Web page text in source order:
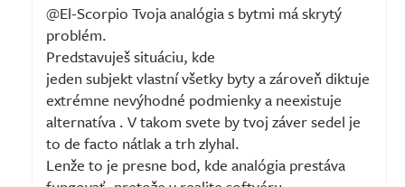
@El-Scorpio Tvoja analógia s bytmi má skrytý
problém.
Predstavuješ situáciu, kde
jeden subjekt vlastní všetky byty a zároveň diktuje
extrémne nevýhodné podmienky a neexistuje
alternatíva . V takom svete by tvoj záver sedel je
to de facto nátlak a trh zlyhal.
Lenže to je presne bod, kde analógia prestáva